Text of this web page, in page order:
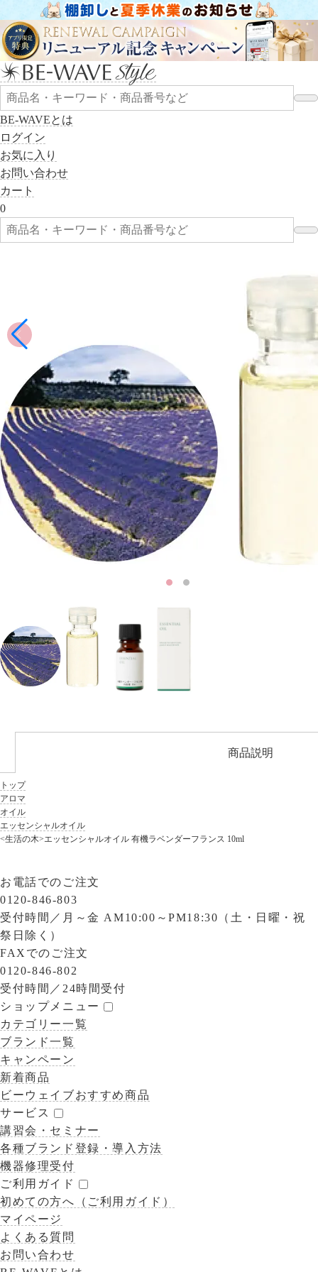
BE-WAVEとは
ログイン
お気に入り
お問い合わせ
カート
0
トップ
アロマ
オイル
エッセンシャルオイル
<生活の木>エッセンシャルオイル 有機ラベンダーフランス 10ml
商品説明
お電話でのご注文
0120-846-803
受付時間／ 月～金 AM10:00～PM18:30（土・日曜・祝
祭日除く）
FAXでのご注文
0120-846-802
受付時間／ 24時間受付
ショップメニュー
カテゴリー一覧
ブランド一覧
キャンペーン
新着商品
ビーウェイブおすすめ商品
サービス
講習会・セミナー
各種ブランド登録・導入方法
機器修理受付
ご利用ガイド
初めての方へ（ご利用ガイド）
マイページ
よくある質問
お問い合わせ